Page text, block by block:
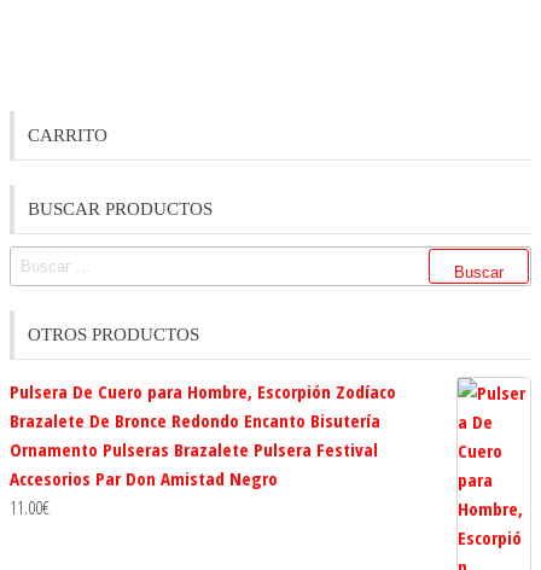
CARRITO
BUSCAR PRODUCTOS
Buscar:
OTROS PRODUCTOS
Pulsera De Cuero para Hombre, Escorpión Zodíaco
Brazalete De Bronce Redondo Encanto Bisutería
Ornamento Pulseras Brazalete Pulsera Festival
Accesorios Par Don Amistad Negro
11.00€